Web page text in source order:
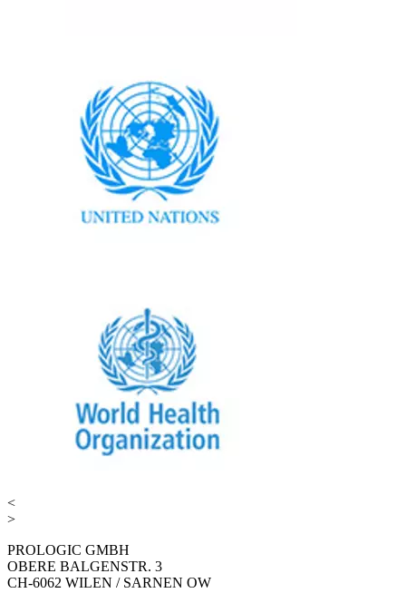
<
>
PROLOGIC GMBH
OBERE BALGENSTR. 3
CH-6062 WILEN / SARNEN OW